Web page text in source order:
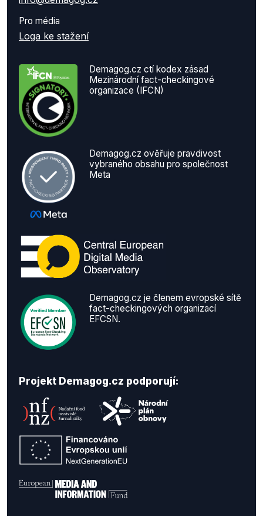
Pro média
Loga ke stažení
Demagog.cz ctí kodex zásad
Mezinárodní fact-checkingové
organizace (IFCN)
Demagog.cz ověřuje pravdivost
vybraného obsahu pro společnost
Meta
Demagog.cz je členem evropské sítě
fact-checkingových organizací
EFCSN.
Projekt Demagog.cz podporují: